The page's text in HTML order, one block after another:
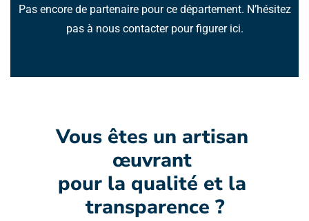
Pas encore de partenaire pour ce département. N’hésitez
pas à nous contacter pour figurer ici.
Vous êtes un artisan
œuvrant
pour la qualité et la
transparence ?